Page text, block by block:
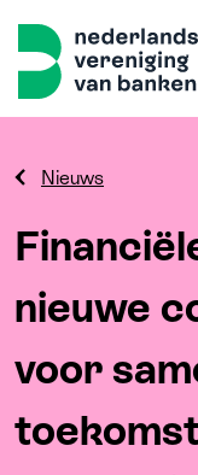
Onze koers
Nieuws
nieuwe
voor